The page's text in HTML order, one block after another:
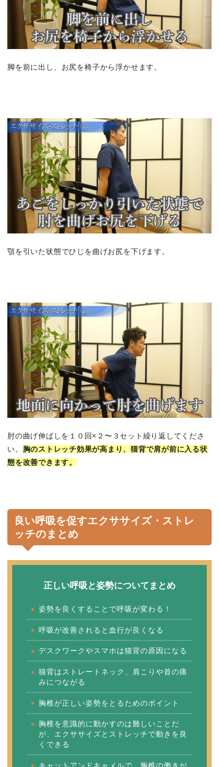
脚を前に出し、お尻を椅子から浮かせます。
顎を引いた状態でひじを曲げお尻を下げます。
肘の曲げ伸ばしを１０回×２〜３セット繰り返してくださ
い。 胸のストレッチ効果が高まり、猫背で肩が前に入る状
態を改善できます。
良い呼吸を促すエクササイズ・ストレ
ッチのまとめ
正しい呼吸と姿勢についてまとめ
姿勢を良くすることで呼吸が変わる！
呼吸が改善されると血行が良くなる
デスクワークやスマホは猫背の原因になる
猫背はストレートネック、肩こりや首の痛
みにつながる
胸椎が正しい姿勢をとるためのポイント
胸椎を意識的に動かすのは難しいことだ
が、エクササイズとストレッチで動きを良
くできる
キャットアンドキャメルで、胸椎の働きが